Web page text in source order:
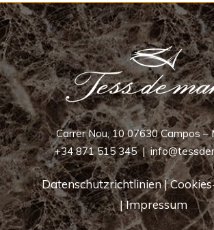
Carrer Nou, 10 07630 Campos –
+34 871 515 345|
Datenschutzrichtlinien|
|Impressum